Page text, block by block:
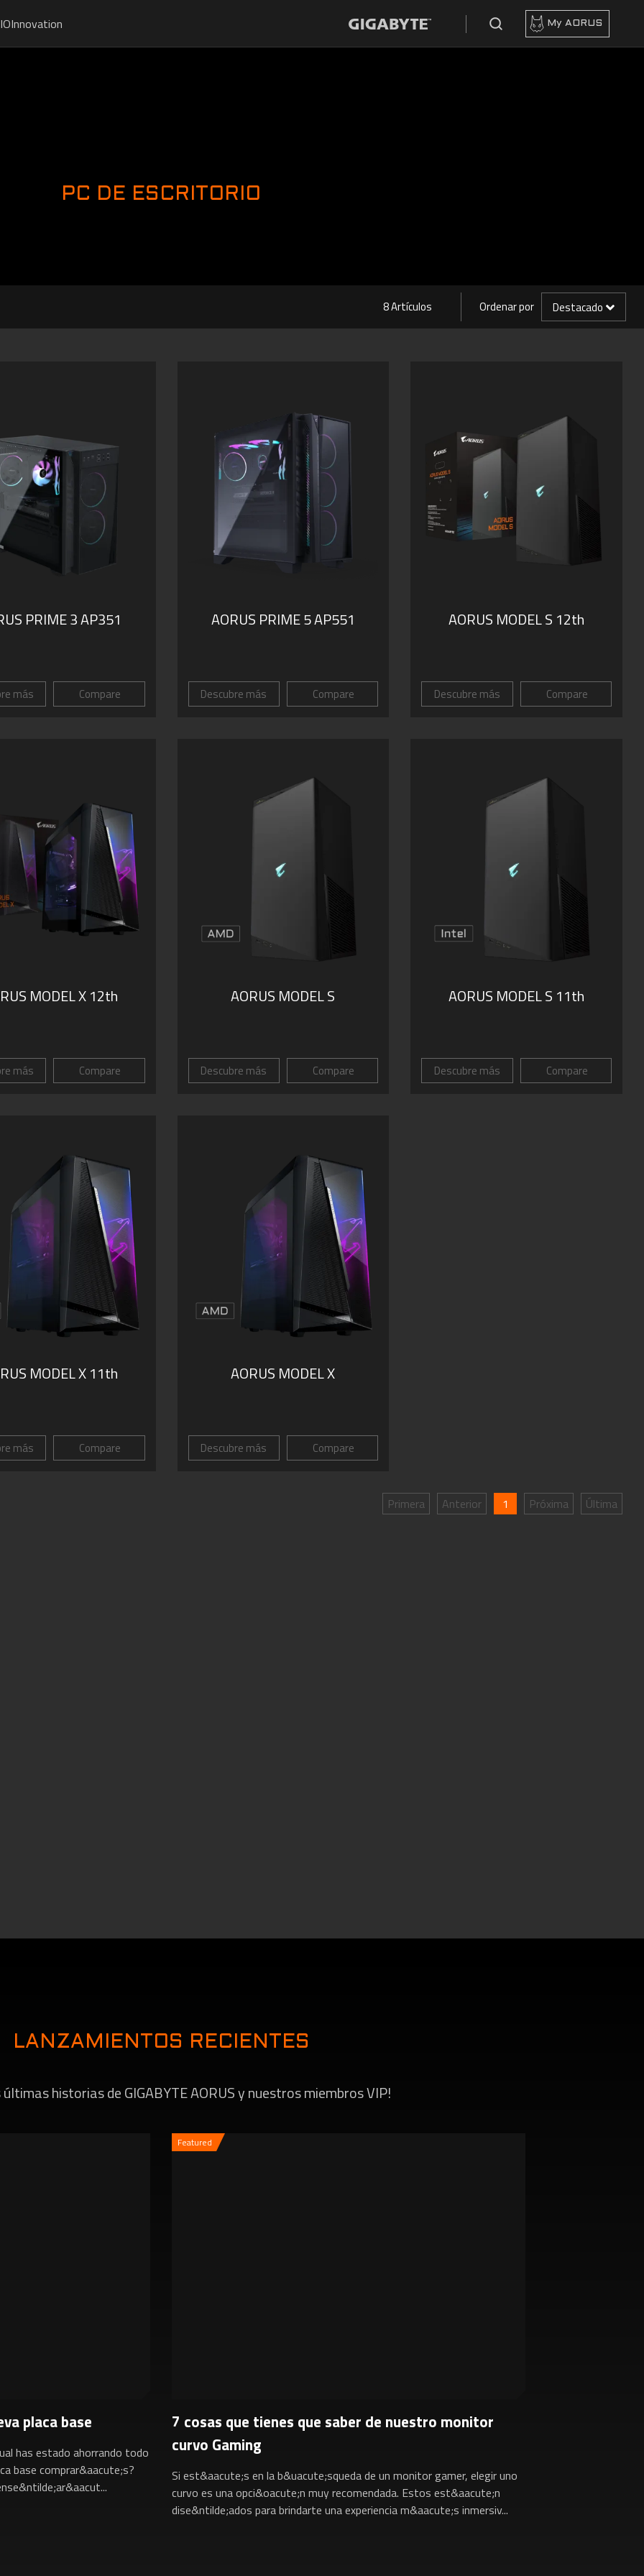
Innovation My AORUS
PC DE ESCRITORIO
8 Artículos Ordenar por Destacado
PRIME 3 AP351
más Compare
AORUS PRIME 5 AP551
Descubre más Compare
AORUS MODEL S 12th
Descubre más Compare
MODEL X 12th
más Compare
AORUS MODEL S
Descubre más Compare
AORUS MODEL S 11th
Descubre más Compare
MODEL X 11th
más Compare
AORUS MODEL X
Descubre más Compare
Primera Anterior 1 Próxima Última
LANZAMIENTOS RECIENTES
últimas historias de GIGABYTE AORUS y nuestros miembros VIP!
placa base
has estado ahorrando todo
base comprar&aacute;s?
Featured
7 cosas que tienes que saber de nuestro monitor
curvo Gaming
Si est&aacute;s en la b&uacute;squeda de un monitor gamer, elegir uno
curvo es una opci&oacute;n muy recomendada. Estos est&aacute;n
dise&ntilde;ados para brindarte una experiencia m&aacute;s inmersiv...